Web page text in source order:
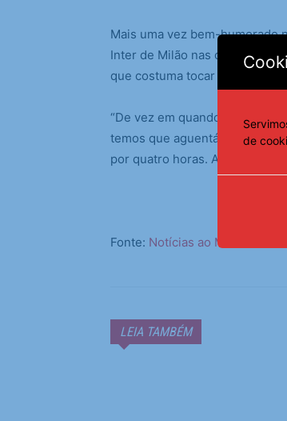
Mais uma vez bem-humorado
Inter de Milão nas oitavas, o
que costuma tocar violão após
“De vez em quando, temos
temos que aguentá-lo
por quatro horas. A gente só
Fonte: Notícias ao Minuto
LEIA TAMBÉM
de